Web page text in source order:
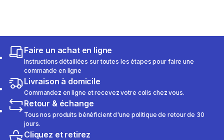
Faire un achat en ligne
Instructions détaillées sur toutes les étapes pour faire une
commande en ligne
Livraison à domicile
Commandez en ligne et recevez votre colis chez vous.
Retour & échange
Tous nos produits bénéficient d'une politique de retour de 30
jours.
Cliquez et retirez